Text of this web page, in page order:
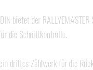
DIN bietet der
die Schnittkontrolle.
drittes Zählwerk für die